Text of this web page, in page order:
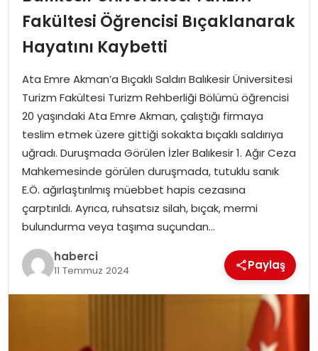
EKONOMI
MAGAZIN
SAĞLIK
SIYASET
SPOR
TEKNOLOJI
YAŞAM
Fakültesi Öğrencisi Bıçaklanarak
Hayatını Kaybetti
Ata Emre Akman’a Bıçaklı Saldırı Balıkesir Üniversitesi
Turizm Fakültesi Turizm Rehberliği Bölümü öğrencisi
20 yaşındaki Ata Emre Akman, çalıştığı firmaya
teslim etmek üzere gittiği sokakta bıçaklı saldırıya
uğradı. Duruşmada Görülen İzler Balıkesir 1. Ağır Ceza
Mahkemesinde görülen duruşmada, tutuklu sanık
E.Ö. ağırlaştırılmış müebbet hapis cezasına
çarptırıldı. Ayrıca, ruhsatsız silah, bıçak, mermi
bulundurma veya taşıma suçundan…
haberci
11 Temmuz 2024 Paylaş